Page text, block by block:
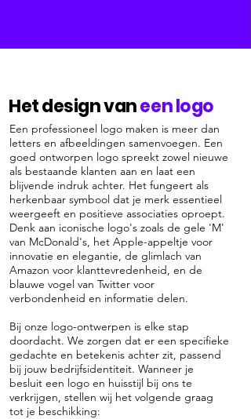
Het design vaneen logo
Een professioneel logo maken is meer dan
letters en afbeeldingen samenvoegen. Een
goed ontworpen logo spreekt zowel nieuwe
als bestaande klanten aan en laat een
blijvende indruk achter. Het fungeert als
herkenbaar symbool dat je merk essentieel
weergeeft en positieve associaties oproept.
Denk aan iconische logo's zoals de gele 'M'
van McDonald's, het Apple-appeltje voor
innovatie en elegantie, de glimlach van
Amazon voor klanttevredenheid, en de
blauwe vogel van Twitter voor
verbondenheid en informatie delen.
Bij onze logo-ontwerpen is elke stap
doordacht. We zorgen dat er een specifieke
gedachte en betekenis achter zit, passend
bij jouw bedrijfsidentiteit. Wanneer je
besluit een logo en huisstijl bij ons te
verkrijgen, stellen wij het volgende graag
tot je beschikking: